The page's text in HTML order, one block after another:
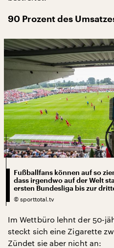
90 Prozent des
Fußballfans können auf so
dass irgendwo auf der Welt
ersten Bundesliga bis zur
© sporttotal.tv
Im Wettbüro lehnt der 50-
steckt sich eine Zigarette
Zündet sie aber nicht an: